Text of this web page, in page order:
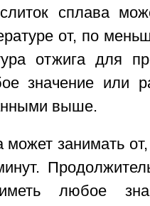
сплава
от, по
отжига для
значение или
выше.
может занимать
любое